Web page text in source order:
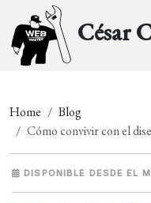
César
Home
Blog
Cómo convivir con el
DISPONIBLE DESDE EL